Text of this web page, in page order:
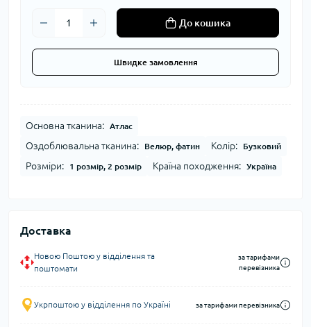
До кошика
Швидке замовлення
Основна тканина: Атлас
Оздоблювальна тканина: Велюр, фатин Колір: Бузковий
Розміри: 1 розмір, 2 розмір Країна походження: Україна
Доставка
Новою Поштою у відділення та
поштомати
за тарифами
перевізника
Укрпоштою у відділення по Україні за тарифами перевізника